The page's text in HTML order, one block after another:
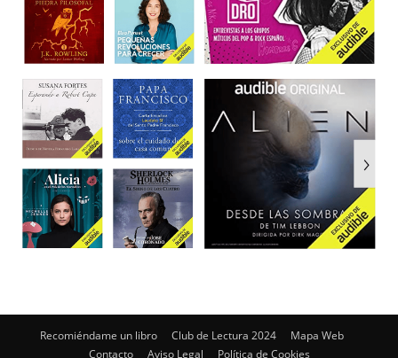
Recomiéndame un libro Club de Lectura 2024
Mapa Web
Contacto
Aviso Legal Política de Cookies